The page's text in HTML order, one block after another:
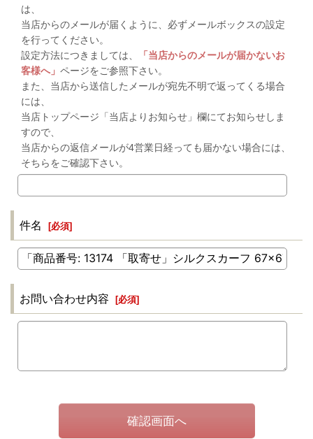
は、
当店からのメールが届くように、必ずメールボックスの設定
を行ってください。
設定方法につきましては、
「当店からのメールが届かないお
客様へ」 ページをご参照下さい。
また、当店から送信したメールが宛先不明で返ってくる場合
には、
当店トップページ「当店よりお知らせ」欄にてお知らせしま
すので、
当店からの返信メールが4営業日経っても届かない場合には、
そちらをご確認下さい。
件名 [必須]
お問い合わせ内容 [必須]
確認画面へ